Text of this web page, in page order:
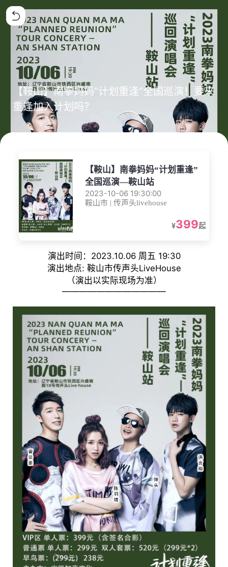
【鞍山】南拳妈妈“计划重逢”全国巡演！要来
重逢加入计划吗？
【鞍山】南拳妈妈“计划重逢”
全国巡演—鞍山站
2023-10-06 19:30:00
鞍山市 | 传声头livehouse
¥399起
演出时间：2023.10.06 周五 19:30
演出地点: 鞍山市传声头LiveHouse
（演出以实际现场为准）
————————————